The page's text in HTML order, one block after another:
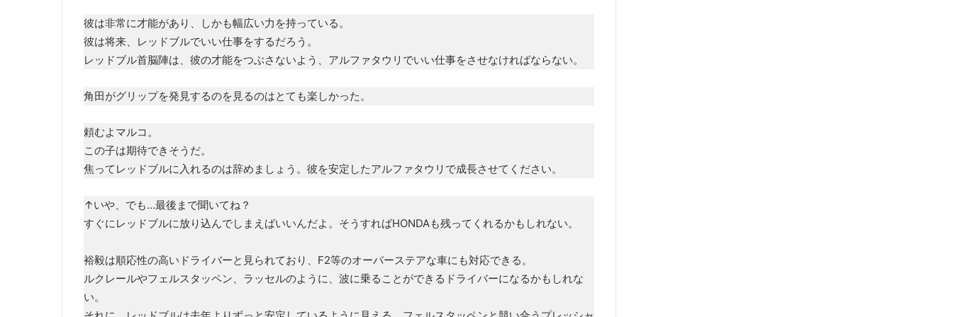
彼は非常に才能があり、しかも幅広い力を持っている。
彼は将来、レッドブルでいい仕事をするだろう。
レッドブル首脳陣は、彼の才能をつぶさないよう、アルファタウリでいい仕事をさせなければならない。
角田がグリップを発見するのを見るのはとても楽しかった。
頼むよマルコ。
この子は期待できそうだ。
焦ってレッドブルに入れるのは辞めましょう。彼を安定したアルファタウリで成長させてください。
↑いや、でも…最後まで聞いてね？
すぐにレッドブルに放り込んでしまえばいいんだよ。そうすればHONDAも残ってくれるかもしれない。
裕毅は順応性の高いドライバーと見られており、F2等のオーバーステアな車にも対応できる。
ルクレールやフェルスタッペン、ラッセルのように、波に乗ることができるドライバーになるかもしれな
い。